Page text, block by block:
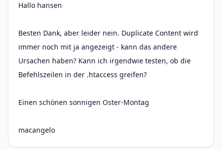
Hallo hansen
Besten Dank, aber leider nein. Duplicate Content wird
immer noch mit ja angezeigt - kann das andere
Ursachen haben? Kann ich irgendwie testen, ob die
Befehlszeilen in der .htaccess greifen?
Einen schönen sonnigen Oster-Montag
macangelo